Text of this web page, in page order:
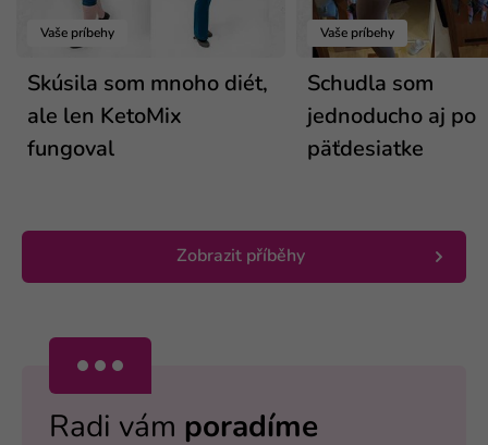
Vaše príbehy
Skúsila som mnoho diét,
ale len KetoMix
fungoval
Vaše príbehy
Schudla som
jednoducho aj po
päťdesiatke
Zobrazit příběhy
Radi vám poradíme